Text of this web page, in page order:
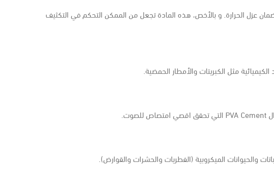
عزل الحرارة. و بالأخص، هذه المادة تجعل من الممكن التحكم في التكثيف
مثل الكبريتات والأمطار الحمضية.
PVA Cement التي تحقق اقصي امتصاص للصوت.
والحيوانات الميكروبية (الفطريات والحشرات والقوارض).